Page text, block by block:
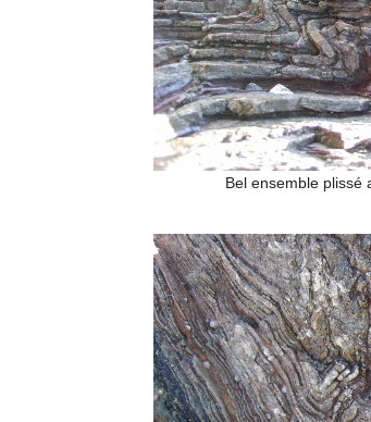
Bel ensemble plissé